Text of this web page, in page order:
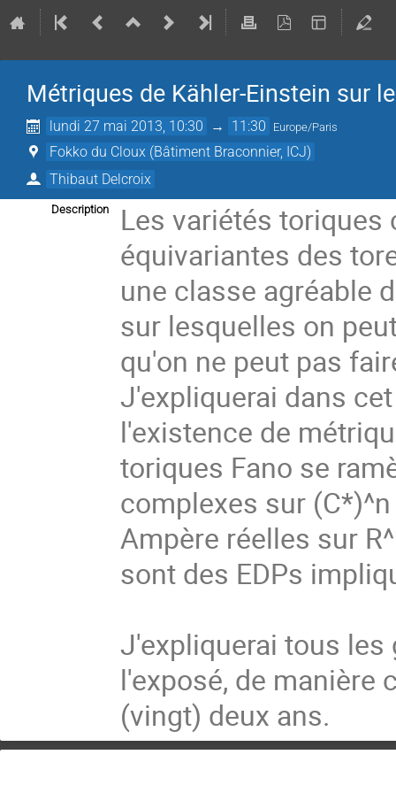
Métriques de Kähler-Einstein sur
lundi 27 mai 2013, 10:30 → 11:30 Europe/Paris
Fokko du Cloux (Bâtiment Braconnier, ICJ)
Thibaut Delcroix
Description
Les variétés
équivariantes des
une classe agréable
sur lesquelles on
qu'on ne peut pas
J'expliquerai dans
l'existence de
toriques Fano se
complexes sur
Ampère réelles sur
sont des EDPs
J'expliquerai tous
l'exposé, de manière
(vingt) deux ans.